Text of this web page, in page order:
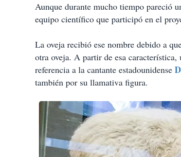
Aunque durante mucho tiempo pareció
equipo científico que participó en el
La oveja recibió ese nombre debido a
otra oveja. A partir de esa
referencia a la cantante estadounidense
también por su llamativa figura.